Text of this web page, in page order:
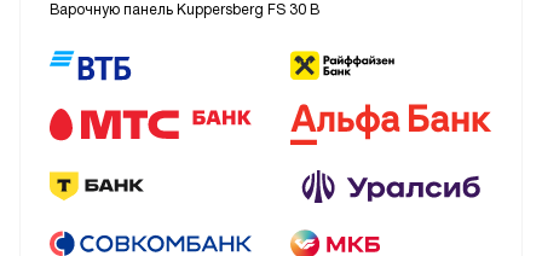
Варочную панель Kuppersberg FS 30 B